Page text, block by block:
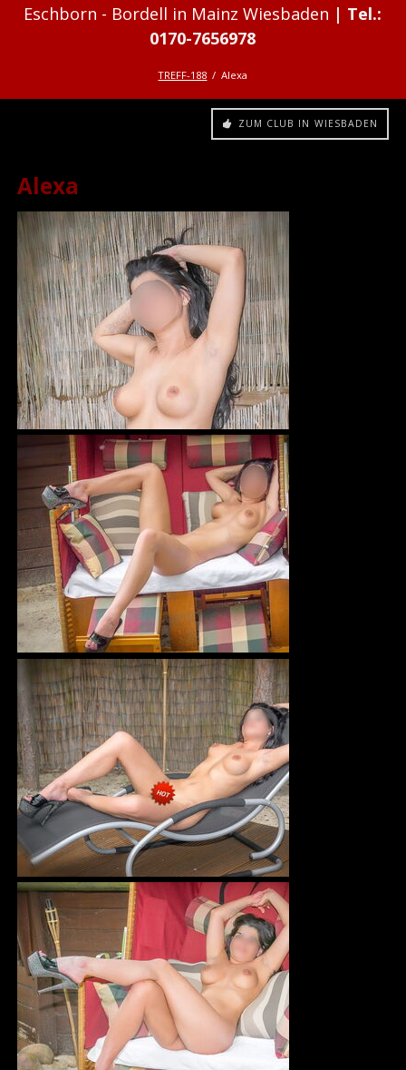
Bordell in Mainz Wiesbaden
TREFF-188 Alexa
ZUM CLUB IN WIESBADEN
Alexa